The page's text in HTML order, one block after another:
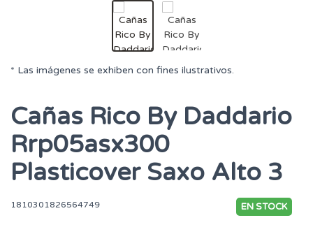
* Las imágenes se exhiben con fines ilustrativos.
Cañas Rico By Daddario
Rrp05asx300
Plasticover Saxo Alto 3
1810301826564749 EN STOCK